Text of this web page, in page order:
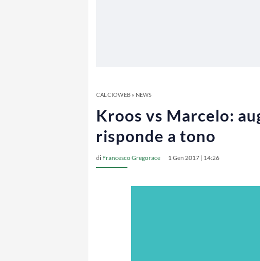
CALCIOWEB» NEWS
Kroos vs Marcelo:
risponde a tono
di Francesco Gregorace 1 Gen 2017 | 14:26